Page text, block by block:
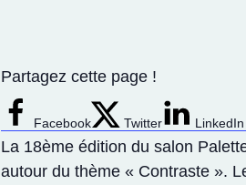
Partagez cette page !
Facebook Twitter LinkedIn
La 18ème édition du salon
autour du thème « Contraste ».